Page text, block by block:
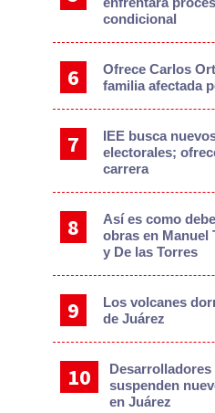
condicional
Ofrece Carlos
familia afectada
IEE busca
electorales;
carrera
Así es como
obras en Manuel
y De las Torres
Los volcanes
de Juárez
suspenden
en Juárez